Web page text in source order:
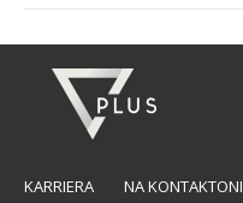
KARRIERA NA KONTAKTONI